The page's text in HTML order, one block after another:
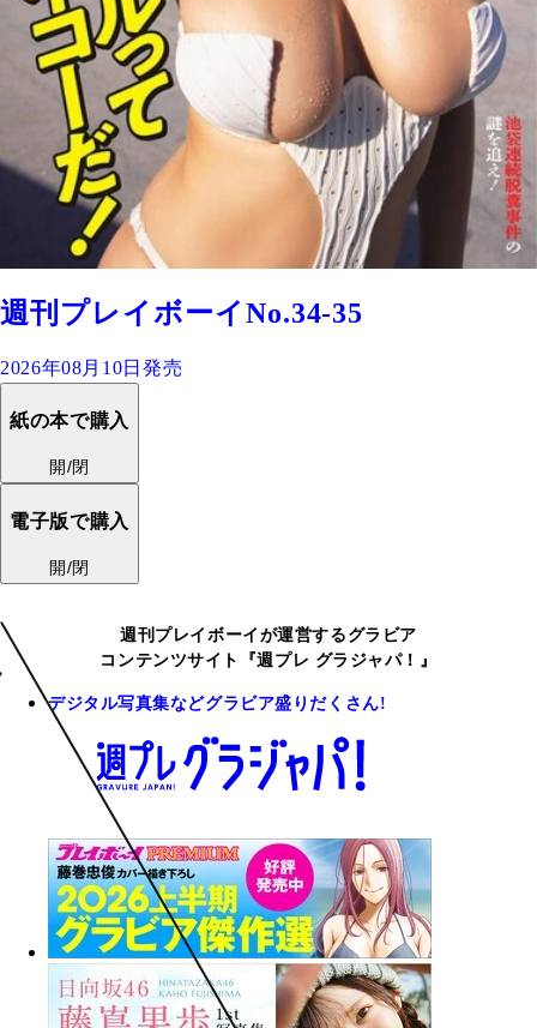
週刊プレイボーイNo.34-35
2026年08月10日発売
紙の本で購入
開/閉
電子版で購入
開/閉
週刊プレイボーイが運営するグラビア
コンテンツサイト『週プレ グラジャパ！』
デジタル写真集などグラビア盛りだくさん!